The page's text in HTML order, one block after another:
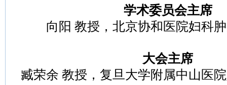
学术委员会主席
向阳 教授，北京协和医院妇科
大会主席
臧荣余 教授，复旦大学附属中山医